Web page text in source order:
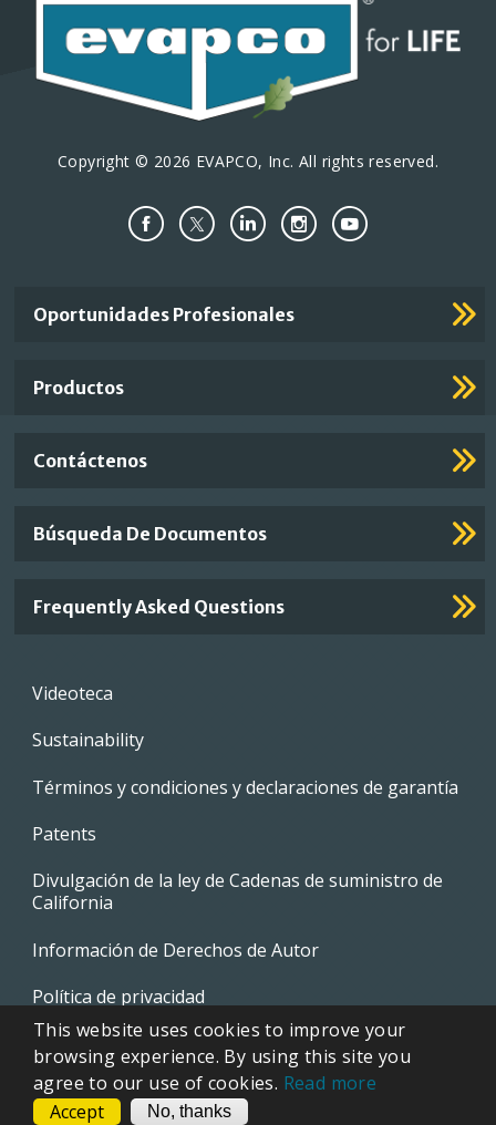
Copyright © 2026 EVAPCO, Inc. All rights reserved.
Important
Footer
Oportunidades Profesionales
Productos
Contáctenos
Búsqueda De Documentos
Frequently Asked Questions
Footer
Videoteca
Sustainability
Términos y condiciones y declaraciones de garantía
Patents
Divulgación de la ley de Cadenas de suministro de
California
Información de Derechos de Autor
Política de privacidad
EVAPCO Promotional Merchandise
This website uses cookies to improve your
browsing experience. By using this site you
agree to our use of cookies. Read more
Accept
No, thanks